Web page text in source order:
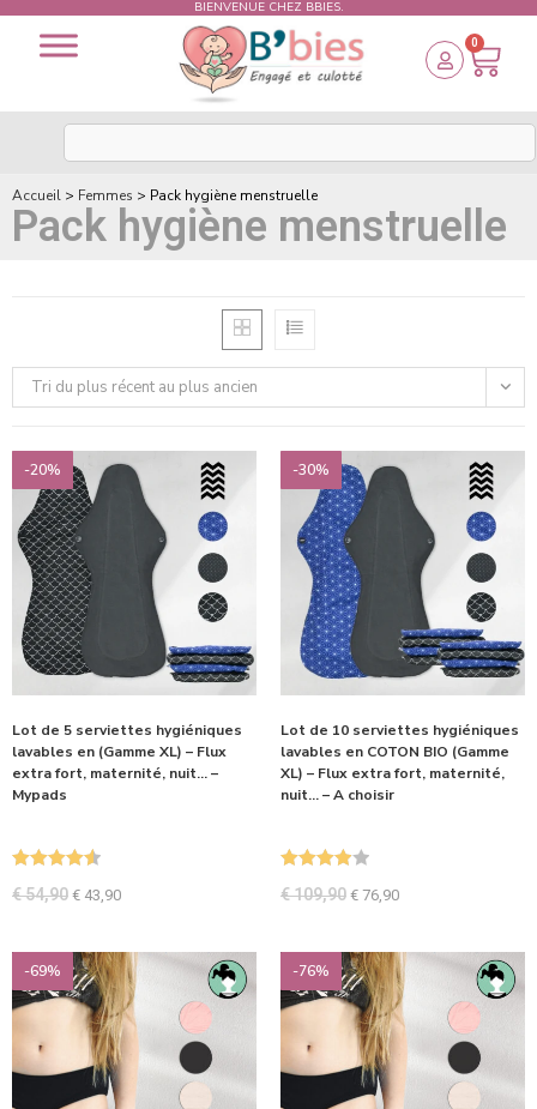
BIENVENUE CHEZ BBIES.
0
Accueil > Femmes > Pack hygiène menstruelle
Pack hygiène menstruelle
Tri du plus récent au plus ancien
-20%
Lot de 5 serviettes hygiéniques
lavables en (Gamme XL) – Flux
extra fort, maternité, nuit… –
Mypads
€54,90 € 43,90
-30%
Lot de 10 serviettes hygiéniques
lavables en COTON BIO (Gamme
XL) – Flux extra fort, maternité,
nuit… – A choisir
€109,90 € 76,90
-69% -76%